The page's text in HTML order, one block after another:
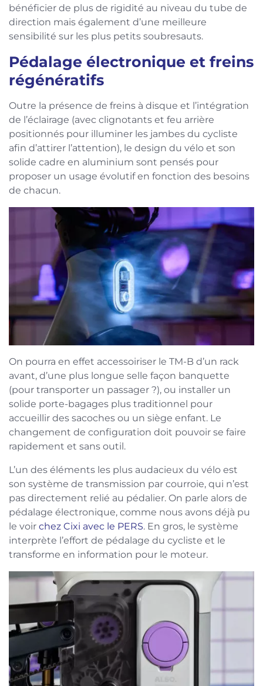
bénéficier de plus de rigidité au niveau du tube de
direction mais également d’une meilleure
sensibilité sur les plus petits soubresauts.
Pédalage électronique et freins
régénératifs
Outre la présence de freins à disque et l’intégration
de l’éclairage (avec clignotants et feu arrière
positionnés pour illuminer les jambes du cycliste
afin d’attirer l’attention), le design du vélo et son
solide cadre en aluminium sont pensés pour
proposer un usage évolutif en fonction des besoins
de chacun.
On pourra en effet accessoiriser le TM-B d’un rack
avant, d’une plus longue selle façon banquette
(pour transporter un passager ?), ou installer un
solide porte-bagages plus traditionnel pour
accueillir des sacoches ou un siège enfant. Le
changement de configuration doit pouvoir se faire
rapidement et sans outil.
L’un des éléments les plus audacieux du vélo est
son système de transmission par courroie, qui n’est
pas directement relié au pédalier. On parle alors de
pédalage électronique, comme nous avons déjà pu
le voir chez Cixi avec le PERS. En gros, le système
interprète l’effort de pédalage du cycliste et le
transforme en information pour le moteur.